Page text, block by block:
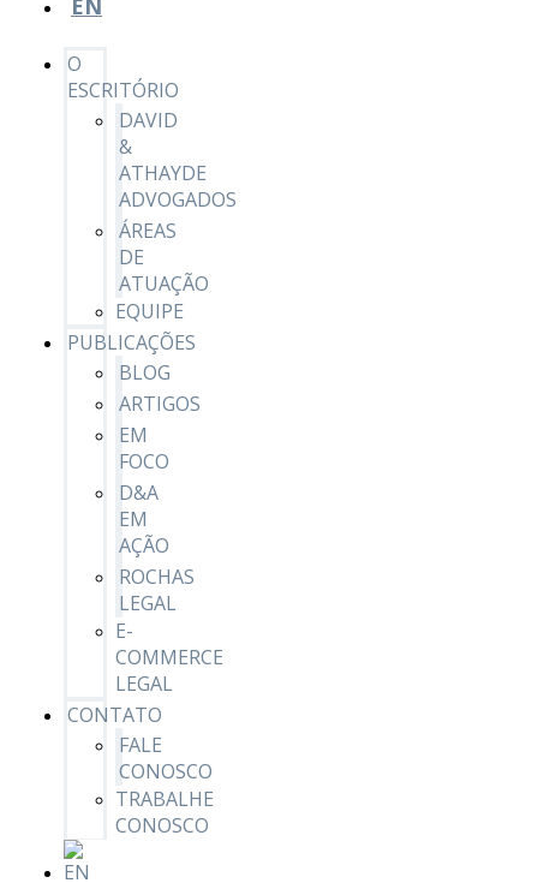
O
ESCRITÓRIO
DAVID
&
ATHAYDE
ADVOGADOS
ÁREAS
DE
ATUAÇÃO
EQUIPE
PUBLICAÇÕES
BLOG
ARTIGOS
EM
FOCO
D&A
EM
AÇÃO
ROCHAS
LEGAL
E-
COMMERCE
LEGAL
CONTATO
FALE
CONOSCO
TRABALHE
CONOSCO